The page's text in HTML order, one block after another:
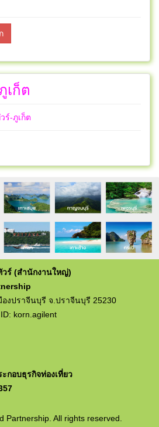
เก็ต
ร์-ภูเก็ต
วร์ (สำนักงานใหญ่)
งปราจีนบุรี จ.ปราจีนบุรี 25230
korn.agilent
กอบธุรกิจท่องเที่ยว
Partnership. All rights reserved.